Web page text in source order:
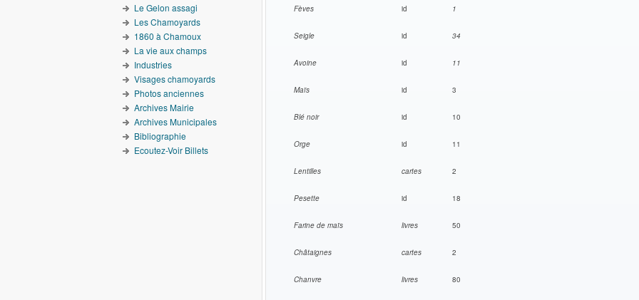
Fèves id 1
Seigle id 34
Avoine id 11
Maïs id 3
Blé noir id 10
Orge id 11
Lentilles cartes 2
Pesette id 18
Farine de maïs livres 50
Châtaignes cartes 2
Chanvre livres 80
Le Gelon assagi
Les Chamoyards
1860 à Chamoux
La vie aux champs
Industries
Visages chamoyards
Photos anciennes
Archives Mairie
Archives Municipales
Bibliographie
Ecoutez-Voir Billets